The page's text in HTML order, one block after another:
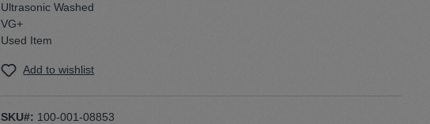
Ultrasonic Washed
VG+
Used Item
Add to wishlist
SKU#: 100-001-08853